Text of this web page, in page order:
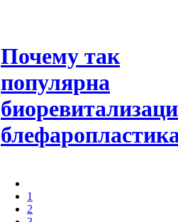
Почему так
популярна
1
2